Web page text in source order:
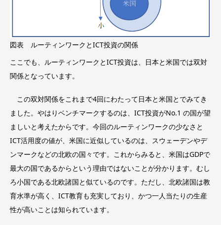
図表 ルーティンワークとICT投資の関係
ここでも、ルーティンワークとICT投資は、日本と米国では双対
関係となっています。
この双対関係をこれまで4回にわたって日本と米国とでみてき
ました。やはりベンチマークするのは、ICT投資がNo.1 の国が望
ましいと考えたからです。今回のルーティンワークの少なさと
ICT活用度の値が、米国に近似しているのは、スウェーデンやデ
ンマークなどの北欧の国々です。これからみると、米国はGDPで
最大の国であるからという理由ではないことが分かります。むし
ろ小国である北欧諸国と似ているのです。ただし、北欧諸国は教
育水準が高く、ICT教育も充実しており、かつ一人当たりの生産
性が高いことは知られています。